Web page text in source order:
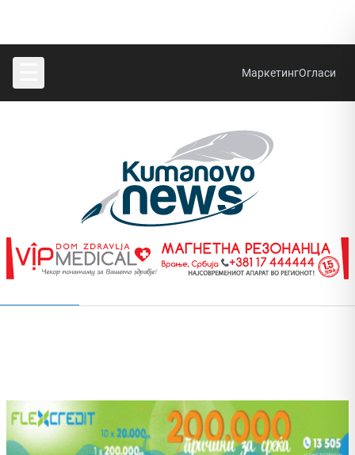
МаркетингОгласи